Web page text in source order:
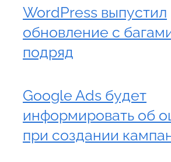
WordPress выпустил
обновление с
подряд
Google Ads будет
информировать об
при создании